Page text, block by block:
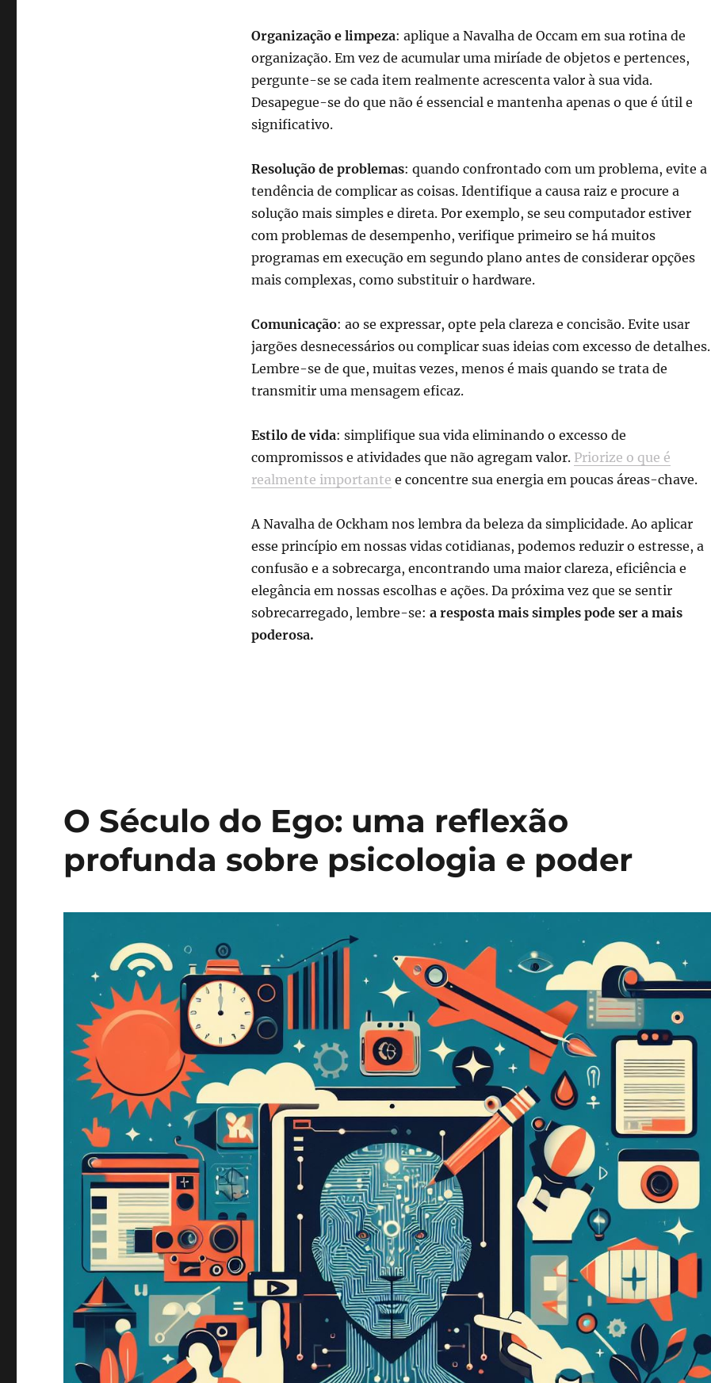
Organização e limpeza: aplique a Navalha de Occam em sua rotina de
organização. Em vez de acumular uma miríade de objetos e pertences,
pergunte-se se cada item realmente acrescenta valor à sua vida.
Desapegue-se do que não é essencial e mantenha apenas o que é útil e
significativo.
Resolução de problemas: quando confrontado com um problema, evite a
tendência de complicar as coisas. Identifique a causa raiz e procure a
solução mais simples e direta. Por exemplo, se seu computador estiver
com problemas de desempenho, verifique primeiro se há muitos
programas em execução em segundo plano antes de considerar opções
mais complexas, como substituir o hardware.
Comunicação: ao se expressar, opte pela clareza e concisão. Evite usar
jargões desnecessários ou complicar suas ideias com excesso de detalhes.
Lembre-se de que, muitas vezes, menos é mais quando se trata de
transmitir uma mensagem eficaz.
Estilo de vida: simplifique sua vida eliminando o excesso de
compromissos e atividades que não agregam valor. Priorize o que é
realmente importante e concentre sua energia em poucas áreas-chave.
A Navalha de Ockham nos lembra da beleza da simplicidade. Ao aplicar
esse princípio em nossas vidas cotidianas, podemos reduzir o estresse, a
confusão e a sobrecarga, encontrando uma maior clareza, eficiência e
elegância em nossas escolhas e ações. Da próxima vez que se sentir
sobrecarregado, lembre-se: a resposta mais simples pode ser a mais
poderosa.
O Século do Ego: uma reflexão
profunda sobre psicologia e poder